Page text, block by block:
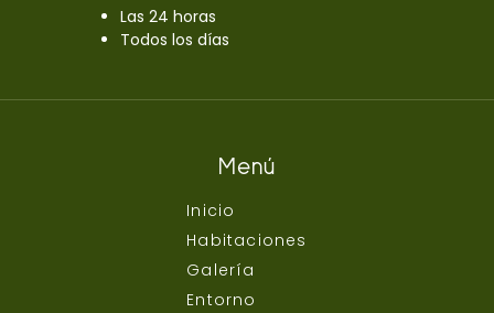
Las 24 horas
Todos los días
Menú
Inicio
Habitaciones
Galería
Entorno